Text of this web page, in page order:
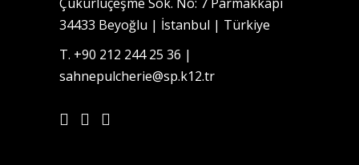
34433 Beyoğlu | İstanbul | Türkiye
T. +90 212 244 25 36 |
sahnepulcherie@sp.k12.tr